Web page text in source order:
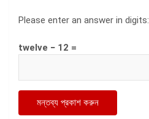
Please enter an answer in digits:
twelve − 12 =